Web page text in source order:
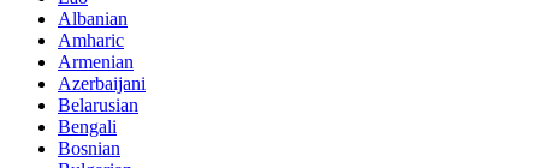
Albanian
Amharic
Armenian
Azerbaijani
Belarusian
Bengali
Bosnian